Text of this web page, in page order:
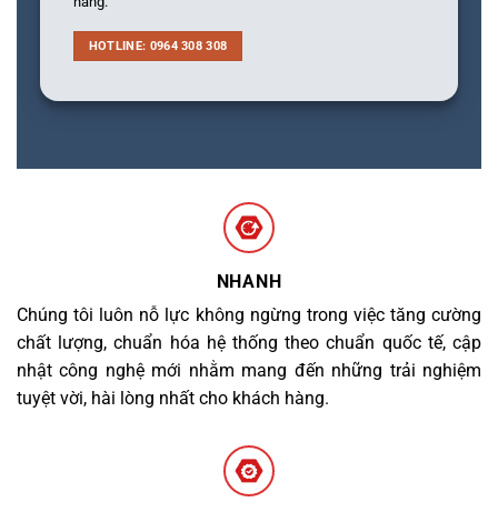
HOTLINE: 0964 308 308
NHANH
Chúng tôi luôn nỗ lực không ngừng trong việc tăng cường
chất lượng, chuẩn hóa hệ thống theo chuẩn quốc tế, cập
nhật công nghệ mới nhằm mang đến những trải nghiệm
tuyệt vời, hài lòng nhất cho khách hàng.